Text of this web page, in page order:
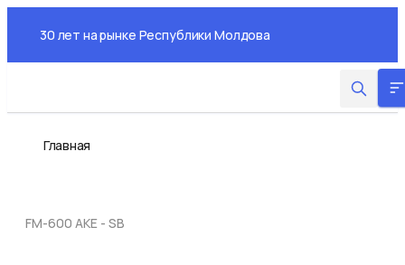
30 лет на рынке Республики Молдова
Главная
FM-600 AKE - SB